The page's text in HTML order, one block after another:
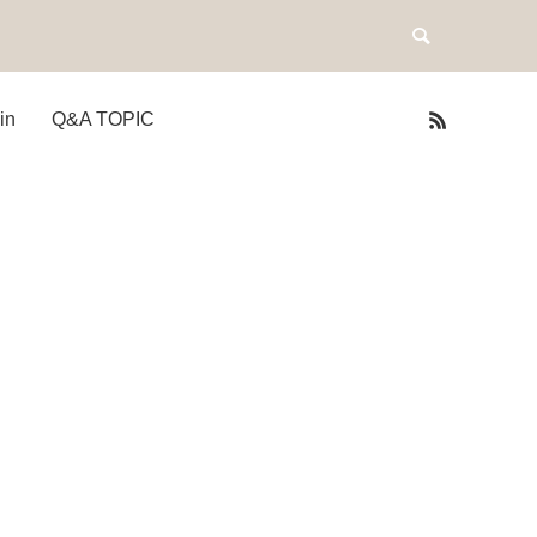
Q&A TOPIC